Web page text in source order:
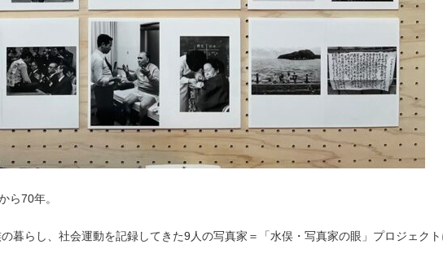
ら70年。
暮らし、社会運動を記録してきた9人の写真家＝「水俣・写真家の眼」プロジェクト